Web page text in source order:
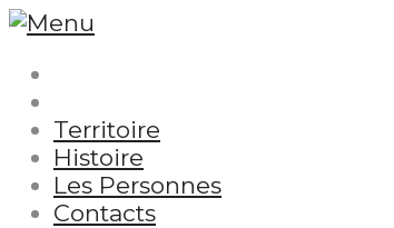
Territoire
Histoire
Les Personnes
Contacts